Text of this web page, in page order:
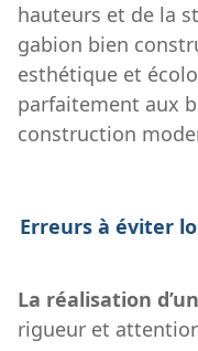
hauteurs et de la
gabion bien
esthétique et
parfaitement aux
construction
Erreurs à éviter
La réalisation
rigueur et